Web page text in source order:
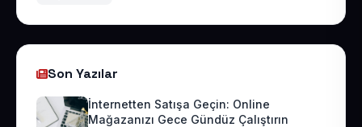
Son Yazılar
İnternetten Satışa Geçin: Online
Mağazanızı Gece Gündüz Çalıştırın